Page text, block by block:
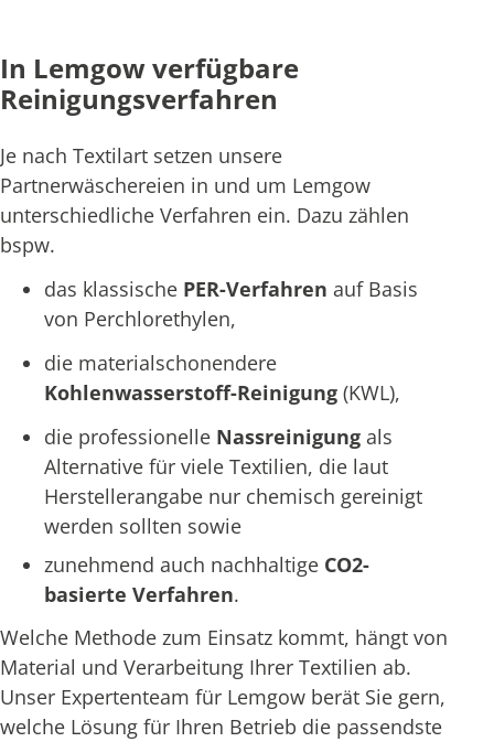
In Lemgow verfügbare
Reinigungsverfahren
Je nach Textilart setzen unsere
Partnerwäschereien in und um Lemgow
unterschiedliche Verfahren ein. Dazu zählen
bspw.
das klassische PER-Verfahren auf Basis
von Perchlorethylen,
die materialschonendere
Kohlenwasserstoff-Reinigung (KWL),
die professionelle Nassreinigung als
Alternative für viele Textilien, die laut
Herstellerangabe nur chemisch gereinigt
werden sollten sowie
zunehmend auch nachhaltige CO2-
basierte Verfahren.
Welche Methode zum Einsatz kommt, hängt von
Material und Verarbeitung Ihrer Textilien ab.
Unser Expertenteam für Lemgow berät Sie gern,
welche Lösung für Ihren Betrieb die passendste